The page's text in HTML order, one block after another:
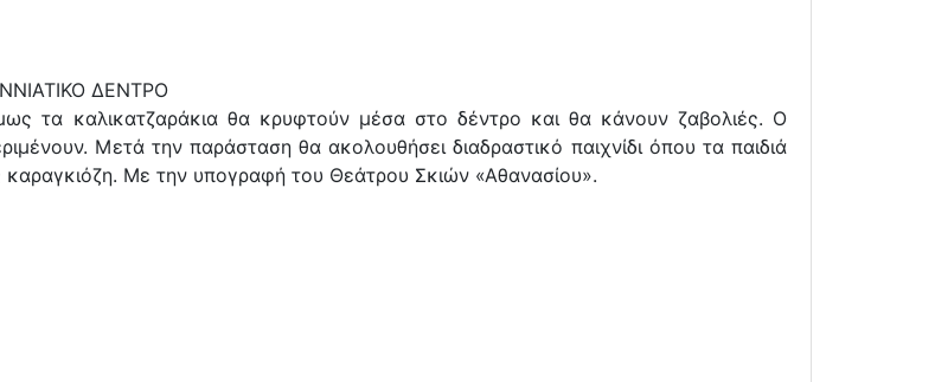
ΔΕΝΤΡΟ
τα καλικατζαράκια θα κρυφτούν μέσα στο δέντρο και θα κάνουν ζαβολιές. Ο
Μετά την παράσταση θα ακολουθήσει διαδραστικό παιχνίδι όπου τα παιδιά
Με την υπογραφή του Θεάτρου Σκιών «Αθανασίου».